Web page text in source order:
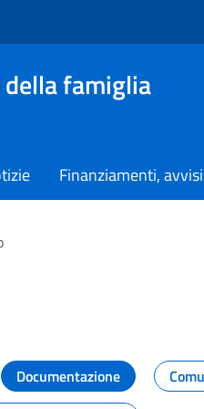
famiglia
Finanziamenti,
dal
Documentazione